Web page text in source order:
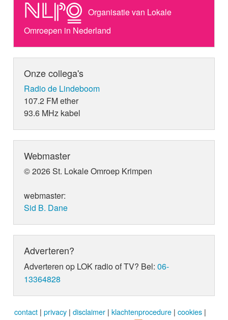
Organisatie van Lokale
Omroepen in Nederland
Onze collega's
Radio de Lindeboom
107.2 FM ether
93.6 MHz kabel
Webmaster
© 2026 St. Lokale Omroep Krimpen
webmaster:
Sid B. Dane
Adverteren?
Adverteren op LOK radio of TV? Bel:06-
13364828
contact | privacy | disclaimer | klachtenprocedure | cookies |